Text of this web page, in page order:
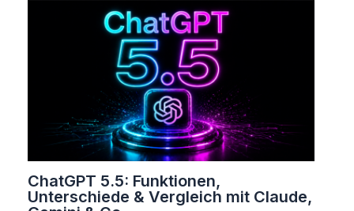
ChatGPT 5.5: Funktionen,
Unterschiede & Vergleich mit Claude,